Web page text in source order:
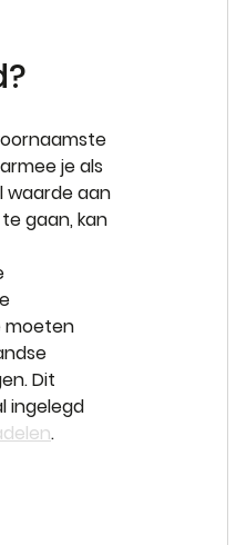
je als
waarde aan
gaan, kan
moeten
Dit
ingelegd
.